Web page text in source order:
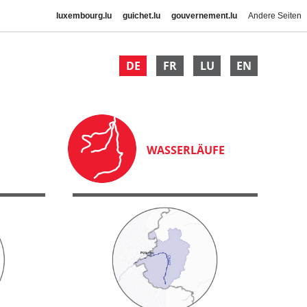
luxembourg.lu guichet.lu gouvernement.lu Andere Seiten
DE FR LU EN
WASSERLÄUFE